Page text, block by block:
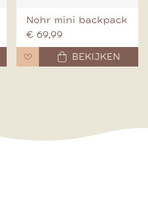
Nohr mini backpack
€ 69,99
BEKIJKEN